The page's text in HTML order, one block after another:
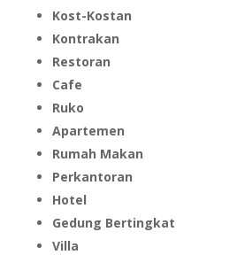
Kost-Kostan
Kontrakan
Restoran
Cafe
Ruko
Apartemen
Rumah Makan
Perkantoran
Hotel
Gedung Bertingkat
Villa